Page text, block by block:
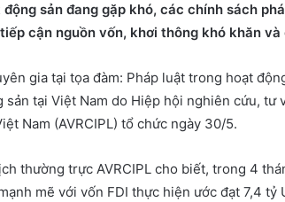
sản đang gặp khó, các chính sách
cận nguồn vốn, khơi thông khó khăn và
gia tại tọa đàm: Pháp luật trong hoạt
sản tại Việt Nam do Hiệp hội nghiên cứu, tư
Nam (AVRCIPL) tổ chức ngày 30/5.
thường trực AVRCIPL cho biết, trong 4
mẽ với vốn FDI thực hiện ước đạt 7,4 tỷ